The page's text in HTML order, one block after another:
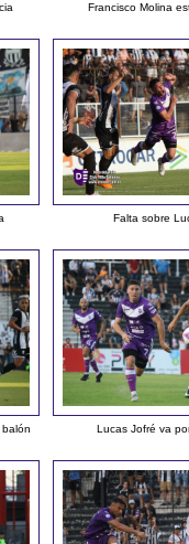
Francisco Molina
Falta sobre
Lucas Jofré va